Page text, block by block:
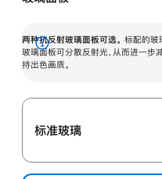
两种抗反射玻璃面板可选。 标配的玻
玻璃面板可分散反射光，从而进一步
持出色画质。
展
开
标准玻璃